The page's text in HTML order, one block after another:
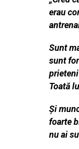
erau
Sunt
sunt
Toată
Și
foarte
nu ai